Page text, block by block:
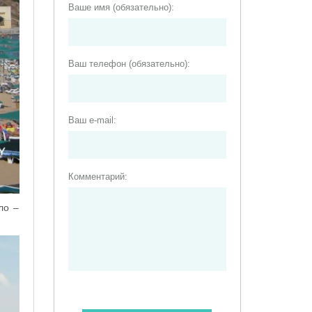
–
Ваше имя (обязательно):
Ваш телефон (обязательно):
Ваш e-mail:
Комментарий: